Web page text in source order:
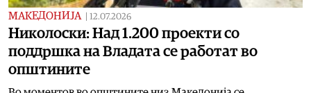
МАКЕДОНИЈА 12.07.2026
Николоски: Над 1.200 проекти со
поддршка на Владата се работат во
општините